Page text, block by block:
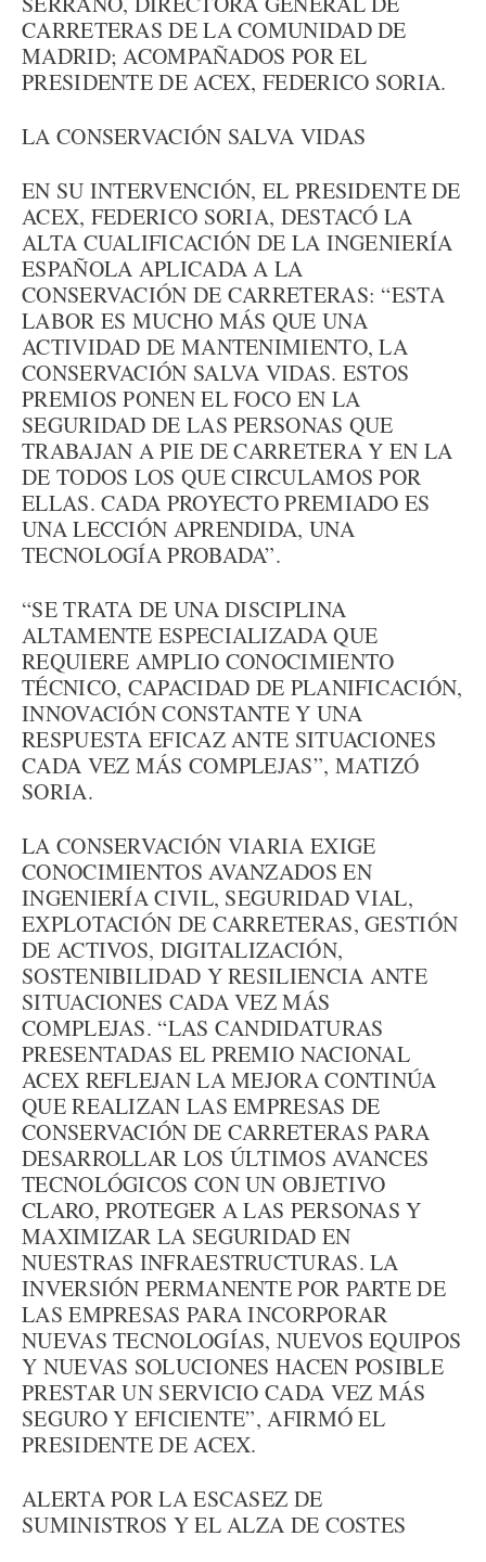
CARRETERAS DE LA COMUNIDAD DE
MADRID; ACOMPAÑADOS POR EL
PRESIDENTE DE ACEX, FEDERICO SORIA.
LA CONSERVACIÓN SALVA VIDAS
EN SU INTERVENCIÓN, EL PRESIDENTE DE
ACEX, FEDERICO SORIA, DESTACÓ LA
ALTA CUALIFICACIÓN DE LA INGENIERÍA
ESPAÑOLA APLICADA A LA
CONSERVACIÓN DE CARRETERAS: “ESTA
LABOR ES MUCHO MÁS QUE UNA
ACTIVIDAD DE MANTENIMIENTO, LA
CONSERVACIÓN SALVA VIDAS. ESTOS
PREMIOS PONEN EL FOCO EN LA
SEGURIDAD DE LAS PERSONAS QUE
TRABAJAN A PIE DE CARRETERA Y EN LA
DE TODOS LOS QUE CIRCULAMOS POR
ELLAS. CADA PROYECTO PREMIADO ES
UNA LECCIÓN APRENDIDA, UNA
TECNOLOGÍA PROBADA”.
“SE TRATA DE UNA DISCIPLINA
ALTAMENTE ESPECIALIZADA QUE
REQUIERE AMPLIO CONOCIMIENTO
TÉCNICO, CAPACIDAD DE PLANIFICACIÓN,
INNOVACIÓN CONSTANTE Y UNA
RESPUESTA EFICAZ ANTE SITUACIONES
CADA VEZ MÁS COMPLEJAS”, MATIZÓ
SORIA.
LA CONSERVACIÓN VIARIA EXIGE
CONOCIMIENTOS AVANZADOS EN
INGENIERÍA CIVIL, SEGURIDAD VIAL,
EXPLOTACIÓN DE CARRETERAS, GESTIÓN
DE ACTIVOS, DIGITALIZACIÓN,
SOSTENIBILIDAD Y RESILIENCIA ANTE
SITUACIONES CADA VEZ MÁS
COMPLEJAS. “LAS CANDIDATURAS
PRESENTADAS EL PREMIO NACIONAL
ACEX REFLEJAN LA MEJORA CONTINÚA
QUE REALIZAN LAS EMPRESAS DE
CONSERVACIÓN DE CARRETERAS PARA
DESARROLLAR LOS ÚLTIMOS AVANCES
TECNOLÓGICOS CON UN OBJETIVO
CLARO, PROTEGER A LAS PERSONAS Y
MAXIMIZAR LA SEGURIDAD EN
NUESTRAS INFRAESTRUCTURAS. LA
INVERSIÓN PERMANENTE POR PARTE DE
LAS EMPRESAS PARA INCORPORAR
NUEVAS TECNOLOGÍAS, NUEVOS EQUIPOS
Y NUEVAS SOLUCIONES HACEN POSIBLE
PRESTAR UN SERVICIO CADA VEZ MÁS
SEGURO Y EFICIENTE”, AFIRMÓ EL
PRESIDENTE DE ACEX.
ALERTA POR LA ESCASEZ DE
SUMINISTROS Y EL ALZA DE COSTES